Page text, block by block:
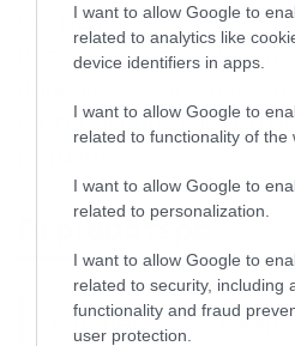
I want to allow Google to
related to analytics like
device identifiers in apps.
I want to allow Google to
related to functionality of the
I want to allow Google to
related to personalization.
I want to allow Google to
related to security, including
functionality and fraud
user protection.
Οι άνεμοι θα πνέουν
βορειοδυτικοί 3 με 4
Η θερμοκρασία δεν θα
Περισσότερα
Ακολούθησε το